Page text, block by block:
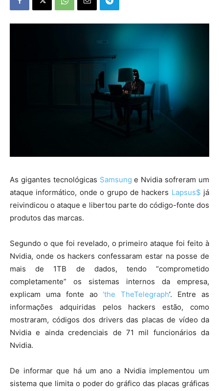
As gigantes tecnológicas Samsung e Nvidia sofreram um
ataque informático, onde o grupo de hackers Lapsus$ já
reivindicou o ataque e libertou parte do código-fonte dos
produtos das marcas.
Segundo o que foi revelado, o primeiro ataque foi feito à
Nvidia, onde os hackers confessaram estar na posse de
mais de 1TB de dados, tendo “comprometido
completamente” os sistemas internos da empresa,
explicam uma fonte ao‘the TheTelegraph’. Entre as
informações adquiridas pelos hackers estão, como
mostraram, códigos dos drivers das placas de vídeo da
Nvidia e ainda credenciais de 71 mil funcionários da
Nvidia.
De informar que há um ano a Nvidia implementou um
sistema que limita o poder do gráfico das placas gráficas